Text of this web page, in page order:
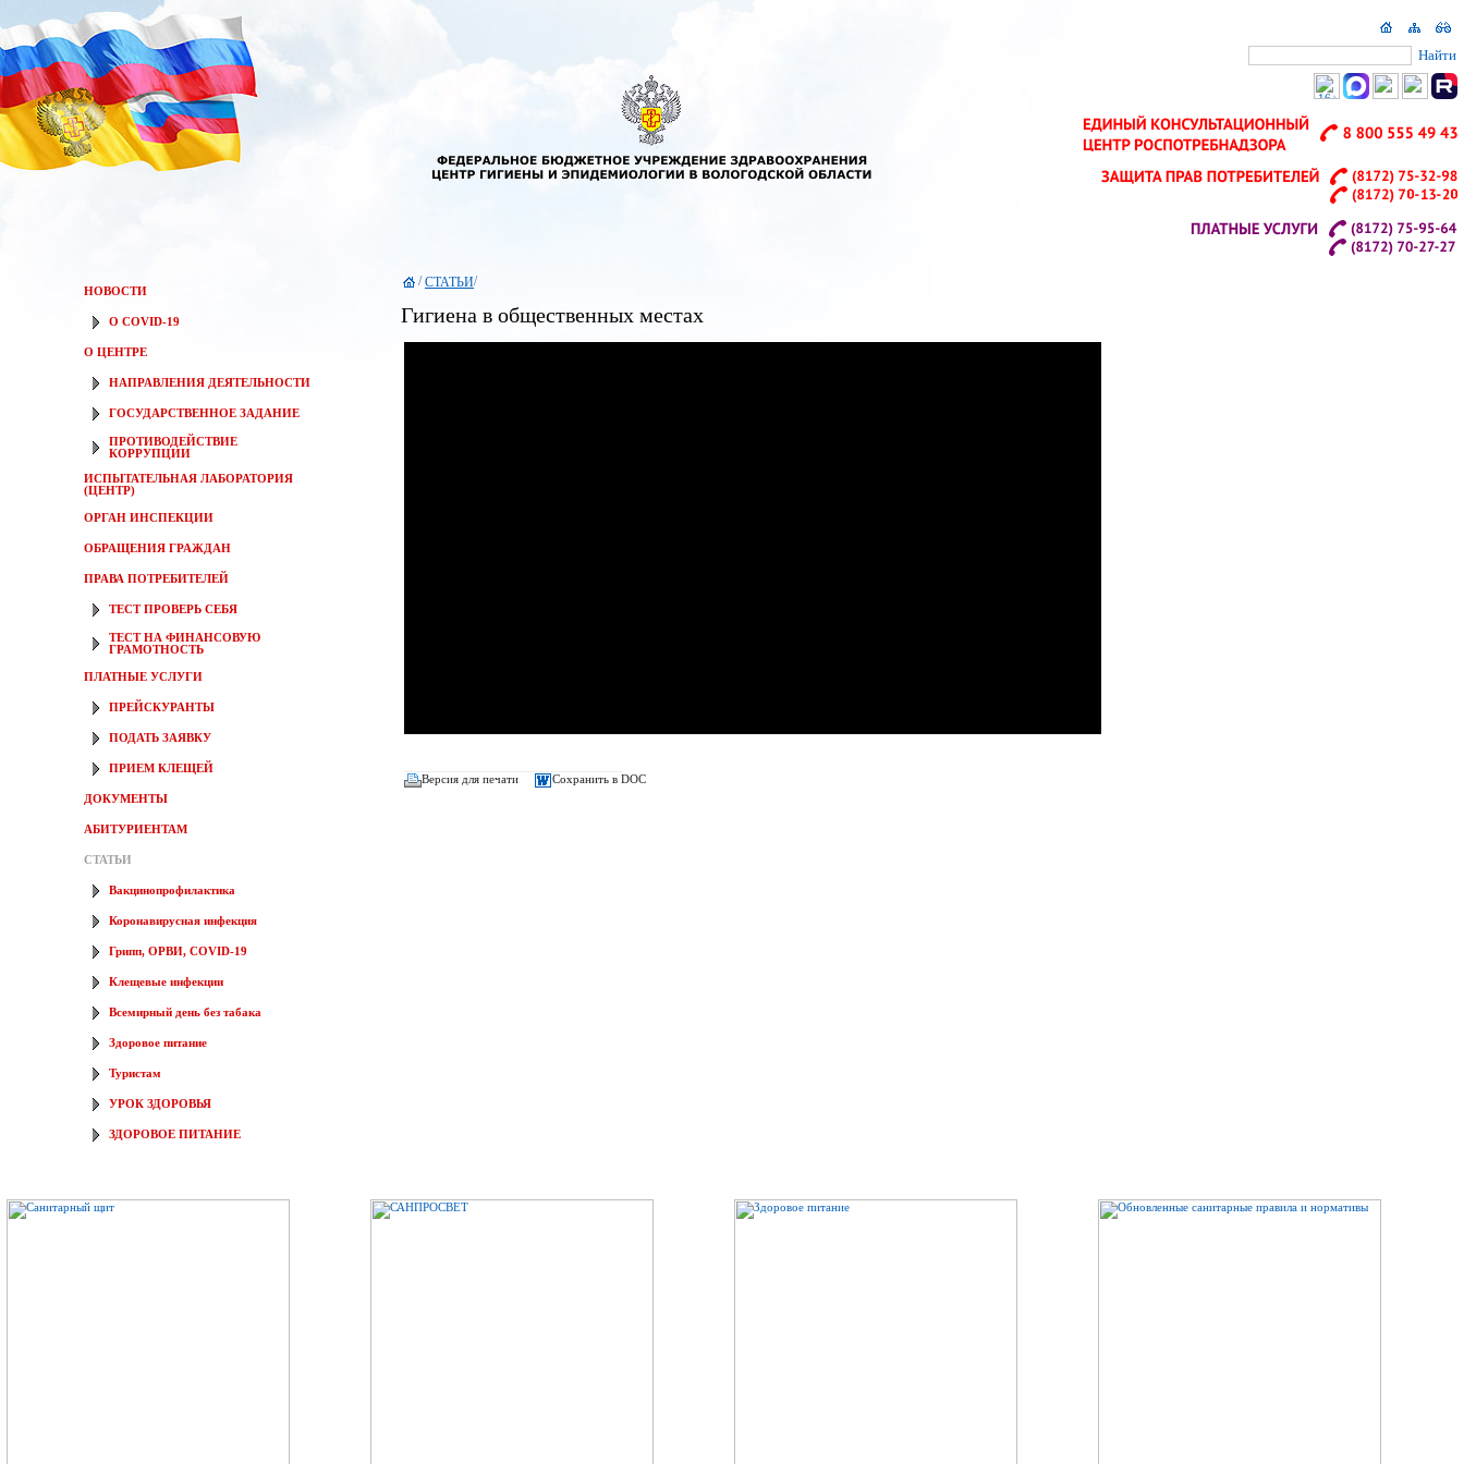
Найти
НОВОСТИ
О COVID-19
О ЦЕНТРЕ
НАПРАВЛЕНИЯ ДЕЯТЕЛЬНОСТИ
ГОСУДАРСТВЕННОЕ ЗАДАНИЕ
ПРОТИВОДЕЙСТВИЕ
КОРРУПЦИИ
ИСПЫТАТЕЛЬНАЯ ЛАБОРАТОРИЯ
(ЦЕНТР)
ОРГАН ИНСПЕКЦИИ
ОБРАЩЕНИЯ ГРАЖДАН
ПРАВА ПОТРЕБИТЕЛЕЙ
ТЕСТ ПРОВЕРЬ СЕБЯ
ТЕСТ НА ФИНАНСОВУЮ
ГРАМОТНОСТЬ
ПЛАТНЫЕ УСЛУГИ
ПРЕЙСКУРАНТЫ
ПОДАТЬ ЗАЯВКУ
ПРИЕМ КЛЕЩЕЙ
ДОКУМЕНТЫ
АБИТУРИЕНТАМ
СТАТЬИ
Вакцинопрофилактика
Коронавирусная инфекция
Грипп, ОРВИ, COVID-19
Клещевые инфекции
Всемирный день без табака
Здоровое питание
Туристам
УРОК ЗДОРОВЬЯ
ЗДОРОВОЕ ПИТАНИЕ
/СТАТЬИ/
Гигиена в общественных местах
Версия для печати Сохранить в DOC